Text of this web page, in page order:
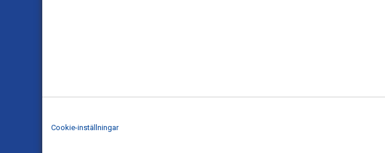
Cookie-inställningar